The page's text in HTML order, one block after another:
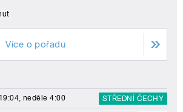
Více o pořadu
neděle 4:00 STŘEDNÍ ČECHY